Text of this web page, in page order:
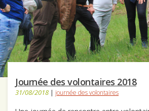
Journée des volontaires 2018
31/08/2018 | journée des volontaires